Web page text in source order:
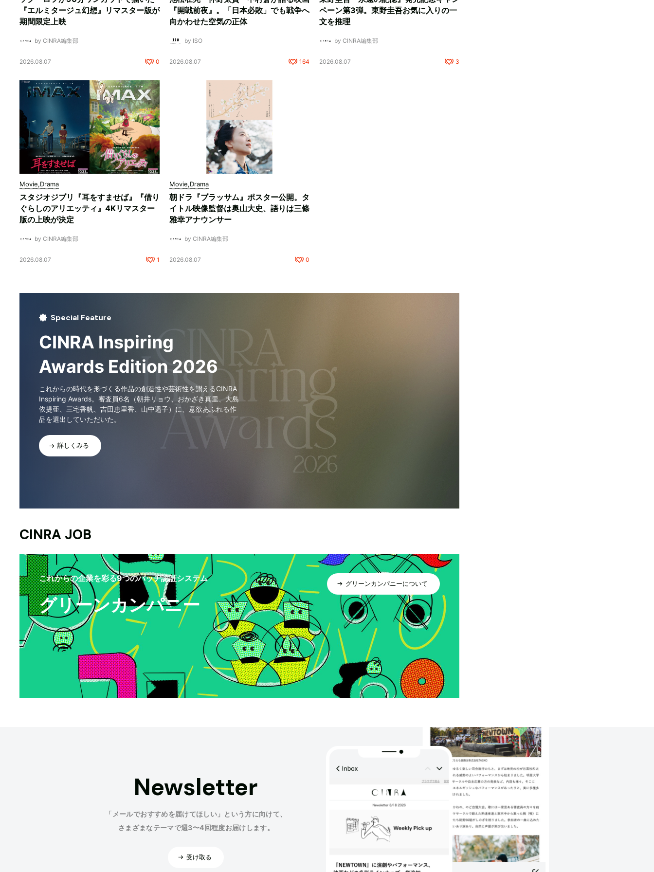
『エルミタージュ幻想』リマスター版が
期間限定上映
by CINRA編集部
2026.08.07 0
『開戦前夜』。「日本必敗」でも戦争へ
向かわせた空気の正体
by ISO
2026.08.07 164
ペーン第3弾。東野圭吾お気に入りの一
文を推理
by CINRA編集部
2026.08.07 3
Movie,Drama
スタジオジブリ『耳をすませば』『借り
ぐらしのアリエッティ』4Kリマスター
版の上映が決定
by CINRA編集部
2026.08.07 1
Movie,Drama
朝ドラ『ブラッサム』ポスター公開。タ
イトル映像監督は奥山大史、語りは三條
雅幸アナウンサー
by CINRA編集部
2026.08.07 0
Special Feature
CINRA Inspiring
Awards Edition 2026
これからの時代を形づくる作品の創造性や芸術性を讃えるCINRA
Inspiring Awards。審査員6名（朝井リョウ、おかざき真里、大島
依提亜、三宅香帆、吉田恵里香、山中遥子）に、意欲あふれる作
品を選出していただいた。
詳しくみる
CINRA JOB
これからの企業を彩る9つのバッヂ認証システム
グリーンカンパニー
グリーンカンパニーについて
Newsletter
「メールでおすすめを届けてほしい」という方に向けて、
さまざまなテーマで週3〜4回程度お届けします。
受け取る